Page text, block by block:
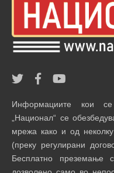
Информациите кои
„Национал“ се
мрежа како и од
(преку регулирани
Бесплатно преземање